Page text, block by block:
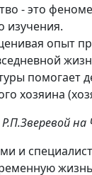
- это
изучения.
опыт
помогает
хозяина
и